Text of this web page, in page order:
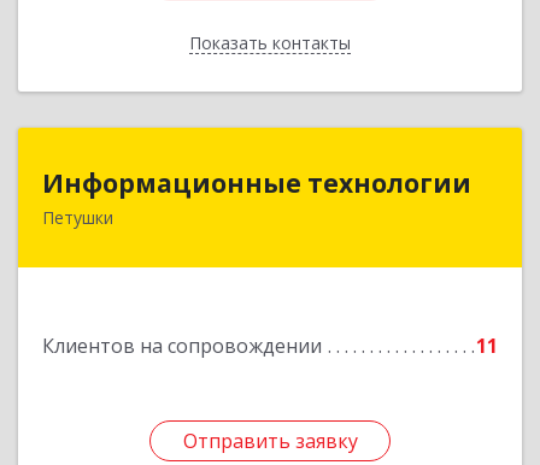
Показать контакты
Назад
Информационные технологии
Петушки
Клиентов на сопровождении 11
Отправить заявку
Информационные технологии
Отправить заявку